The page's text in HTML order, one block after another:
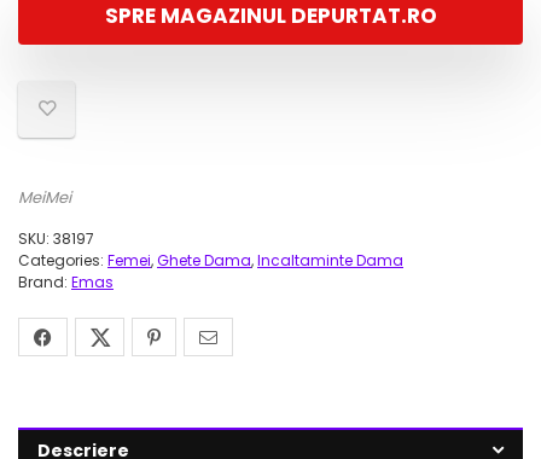
SPRE MAGAZINUL DEPURTAT.RO
MeiMei
SKU: 38197
Categories: Femei,Ghete Dama,Incaltaminte Dama
Brand: Emas
Descriere